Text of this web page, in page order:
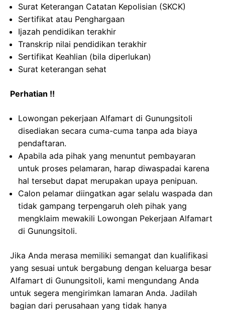
Surat Keterangan Catatan Kepolisian (SKCK)
Sertifikat atau Penghargaan
Ijazah pendidikan terakhir
Transkrip nilai pendidikan terakhir
Sertifikat Keahlian (bila diperlukan)
Surat keterangan sehat
Perhatian !!
Lowongan pekerjaan Alfamart di Gunungsitoli
disediakan secara cuma-cuma tanpa ada biaya
pendaftaran.
Apabila ada pihak yang menuntut pembayaran
untuk proses pelamaran, harap diwaspadai karena
hal tersebut dapat merupakan upaya penipuan.
Calon pelamar diingatkan agar selalu waspada dan
tidak gampang terpengaruh oleh pihak yang
mengklaim mewakili Lowongan Pekerjaan Alfamart
di Gunungsitoli.
Jika Anda merasa memiliki semangat dan kualifikasi
yang sesuai untuk bergabung dengan keluarga besar
Alfamart di Gunungsitoli, kami mengundang Anda
untuk segera mengirimkan lamaran Anda. Jadilah
bagian dari perusahaan yang tidak hanya